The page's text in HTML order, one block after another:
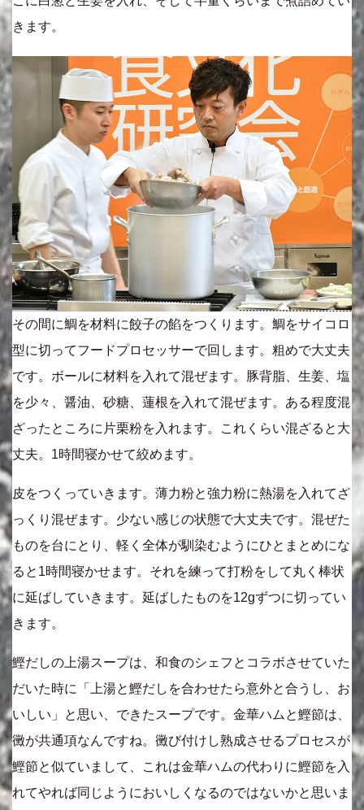
きます。
その間に鯛を材料に餃子の餡をつくります。鯛をサイコロ
型に切ってフードプロセッサーで回します。粗めで大丈夫
です。ボールに材料を入れて混ぜます。豚背脂、生姜、塩
を少々、醤油、砂糖、蓮根を入れて混ぜます。ある程度混
ざったところに片栗粉を入れます。これくらい混ざると大
丈夫。1時間寝かせて絞めます。
皮をつくっていきます。薄力粉と強力粉に熱湯を入れてざ
っくり混ぜます。少ない感じの状態で大丈夫です。混ぜた
ものを台にとり、軽く全体が馴染むようにひとまとめにな
ると1時間寝かせます。それを練って打粉をして丸く棒状
に延ばしていきます。延ばしたものを12gずつに切ってい
きます。
鰹だしの上湯スープは、和食のシェフとコラボさせていた
だいた時に「上湯と鰹だしを合わせたら意外と合うし、お
いしい」と思い、できたスープです。金華ハムと鰹節は、
黴が共通項なんですね。黴び付けし熟成させるプロセスが
鰹節と似ていまして、これは金華ハムの代わりに鰹節を入
れてやれば同じようにおいしくなるのではないかと思いま